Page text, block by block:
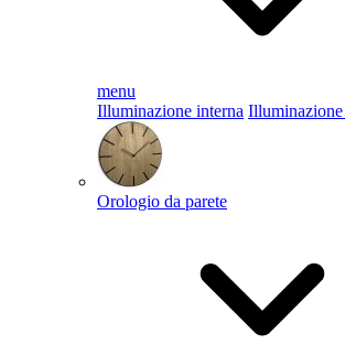
menu
Illuminazione interna Illuminazione
Orologio da parete